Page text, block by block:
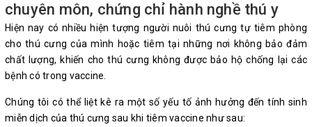
chuyên môn, chứng chỉ hành nghề thú y
Hiện nay có nhiều hiện tượng người nuôi thú cưng tự tiêm phòng
cho thú cưng của mình hoặc tiêm tại những nơi không bảo đảm
chất lượng, khiến cho thú cưng không được bảo hộ chống lại các
bệnh có trong vaccine.
Chúng tôi có thể liệt kê ra một số yếu tố ảnh hưởng đến tính sinh
miễn dịch của thú cưng sau khi tiêm vaccine như sau: